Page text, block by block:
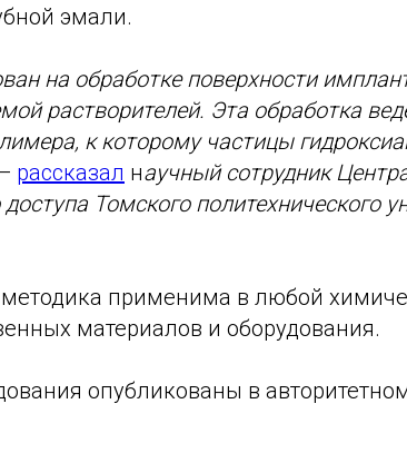
эмали.
на обработке поверхности
растворителей. Эта обработка
к которому частицы
рассказал научный сотрудник
Томского политехнического
применима в любой
материалов и оборудования.
опубликованы в